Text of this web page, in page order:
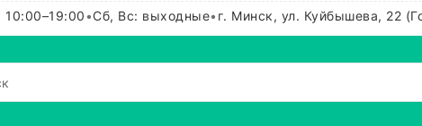
10:00–19:00•Сб, Вс: выходные• г. Минск, ул. Куйбышева, 22